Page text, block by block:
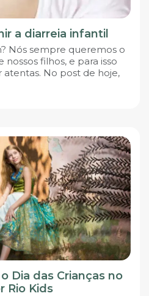
a diarreia infantil
Nós sempre queremos o
filhos, e para isso
No post de hoje,
Dia das Crianças no
Rio Kids